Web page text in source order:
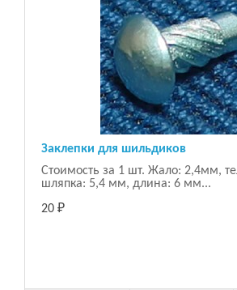
Заклепки для шильдиков
Стоимость за 1 шт. Жало: 2,4мм,
шляпка: 5,4 мм, длина: 6 мм...
20 ₽